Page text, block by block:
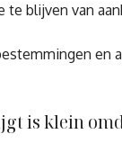
blijven van
is klein